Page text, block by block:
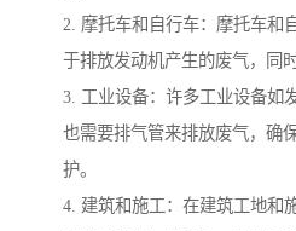
2. 摩托车和自行车：摩托车和
于排放发动机产生的废气，同
3. 工业设备：许多工业设备如
也需要排气管来排放废气，确
护。
4. 建筑和施工：在建筑工地和